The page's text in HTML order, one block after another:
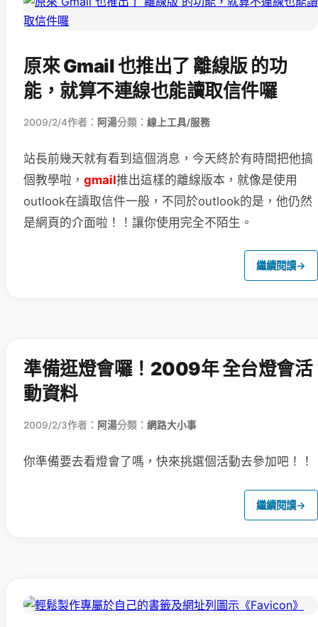
原來 Gmail 也推出了 離線版 的功
能，就算不連線也能讀取信件囉
2009/2/4作者： 阿湯分類： 線上工具/服務
站長前幾天就有看到這個消息，今天終於有時間把他搞
個教學啦， gmail推出這樣的離線版本，就像是使用
outlook在讀取信件一般，不同於outlook的是，他仍然
是網頁的介面啦！！讓你使用完全不陌生。
繼續閱讀→
準備逛燈會囉！2009年 全台燈會活
動資料
2009/2/3作者： 阿湯分類： 網路大小事
你準備要去看燈會了嗎，快來挑選個活動去參加吧！！
繼續閱讀→